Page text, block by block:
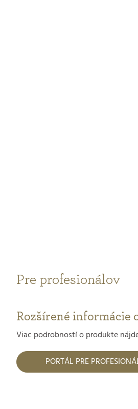
Pre profesionálov
Rozšírené informácie
Viac podrobností o produkte
PORTÁL PRE